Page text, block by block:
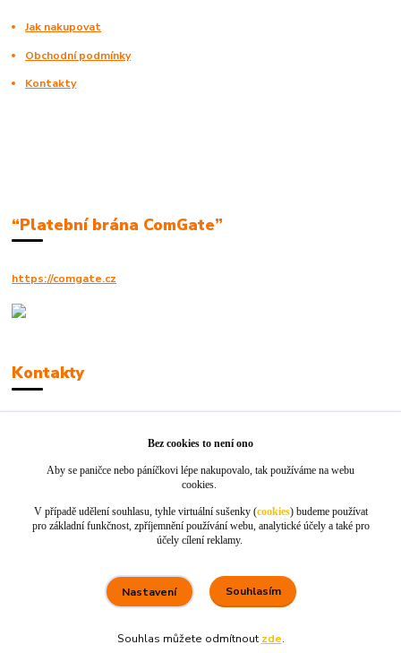
Jak nakupovat
Obchodní podmínky
Kontakty
“Platební brána ComGate”
https://comgate.cz
Kontakty
info@jackie-shop.cz
Vytvořeno na Eshop-rychle.cz
Bez cookies to není ono
Aby se paničce nebo páníčkovi lépe nakupovalo, tak používáme na webu
cookies.
V případě udělení souhlasu, tyhle virtuální sušenky (cookies) budeme používat
pro základní funkčnost, zpříjemnění používání webu, analytické účely a také pro
účely cílení reklamy.
Nastavení Souhlasím
Souhlas můžete odmítnout zde.
5. srpna
100 %★★★★★